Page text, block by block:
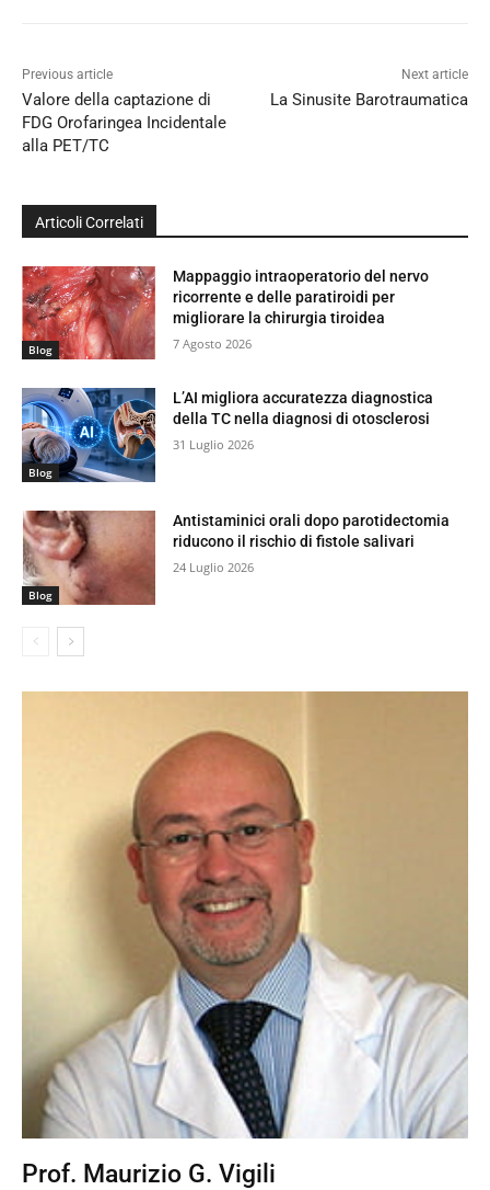
Previous article
Valore della captazione di
FDG Orofaringea Incidentale
alla PET/TC
Next article
La Sinusite Barotraumatica
Articoli Correlati
Blog
Mappaggio intraoperatorio del nervo
ricorrente e delle paratiroidi per
migliorare la chirurgia tiroidea
7 Agosto 2026
Blog
L’AI migliora accuratezza diagnostica
della TC nella diagnosi di otosclerosi
31 Luglio 2026
Blog
Antistaminici orali dopo parotidectomia
riducono il rischio di fistole salivari
24 Luglio 2026
Prof. Maurizio G. Vigili